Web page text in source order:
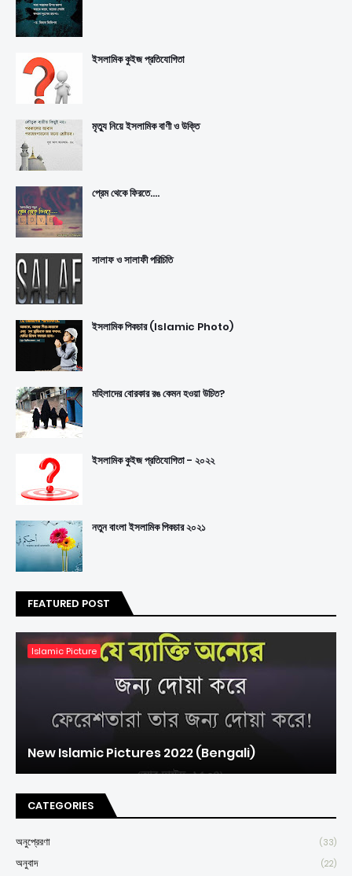
ইসলামিক কুইজ প্রতিযোগিতা
মৃত্যু নিয়ে ইসলামিক বাণী ও উক্তি
প্রেম থেকে ফিরতে....
সালাফ ও সালাফী পরিচিতি
ইসলামিক পিকচার (Islamic Photo)
মহিলাদের বোরকার রঙ কেমন হওয়া উচিত?
ইসলামিক কুইজ প্রতিযোগিতা - ২০২২
নতুন বাংলা ইসলামিক পিকচার ২০২১
FEATURED POST
Islamic Picture
New Islamic Pictures 2022 (Bengali)
CATEGORIES
অনুপ্রেরণা (33)
অনুবাদ (22)